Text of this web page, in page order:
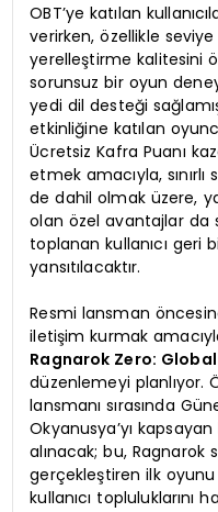
OBT’ye katılan
verirken, özellikle
yerelleştirme kalitesini
sorunsuz bir oyun
yedi dil desteği
etkinliğine katılan
Ücretsiz Kafra Puanı
etmek amacıyla,
de dahil olmak üzere,
olan özel avantajlar da
toplanan kullanıcı geri
yansıtılacaktır.
Resmi lansman
iletişim kurmak
Ragnarok Zero: Global
düzenlemeyi planlıyor.
lansmanı sırasında
Okyanusya’yı
alınacak; bu,
gerçekleştiren ilk oyunu
kullanıcı topluluklarını